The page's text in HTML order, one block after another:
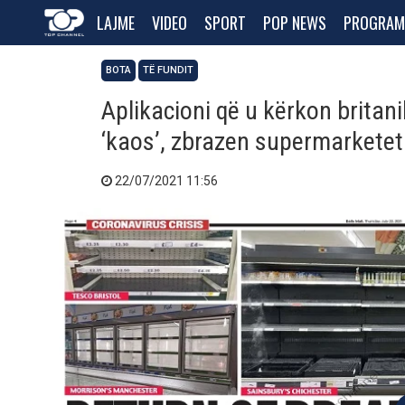
LAJME VIDEO SPORT POP NEWS
BOTA TË FUNDIT
Aplikacioni që u kërkon
‘kaos’, zbrazen supermarketet
22/07/2021 11:56